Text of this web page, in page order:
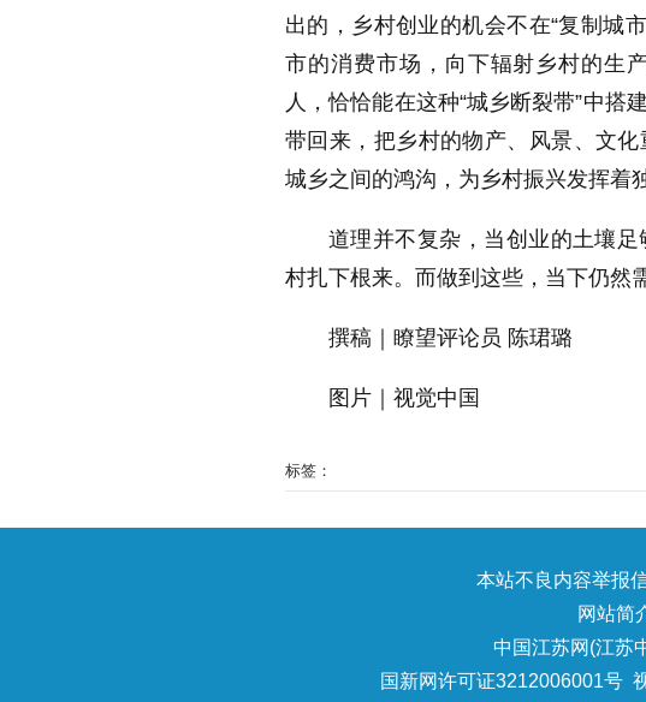
出的，乡村创业的机会不在“复制城
市的消费市场，向下辐射乡村的生
人，恰恰能在这种“城乡断裂带”中
带回来，把乡村的物产、风景、文
城乡之间的鸿沟，为乡村振兴发挥着
道理并不复杂，当创业的土壤
村扎下根来。而做到这些，当下仍然
撰稿｜瞭望评论员 陈珺璐
图片｜视觉中国
标签：
本站不良内容举报
网站简
中国江苏网(江苏
国新网许可证3212006001号